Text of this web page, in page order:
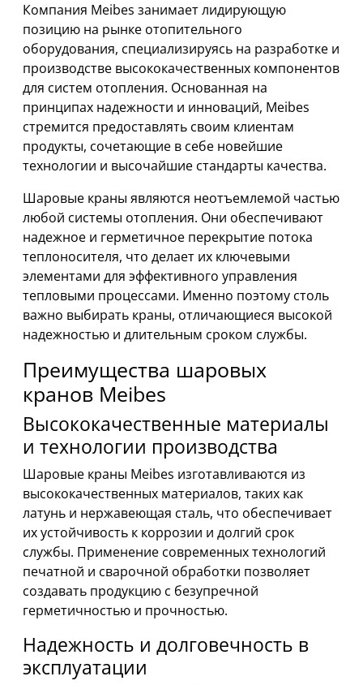
Компания Meibes занимает лидирующую
позицию на рынке отопительного
оборудования, специализируясь на разработке и
производстве высококачественных компонентов
для систем отопления. Основанная на
принципах надежности и инноваций, Meibes
стремится предоставлять своим клиентам
продукты, сочетающие в себе новейшие
технологии и высочайшие стандарты качества.
Шаровые краны являются неотъемлемой частью
любой системы отопления. Они обеспечивают
надежное и герметичное перекрытие потока
теплоносителя, что делает их ключевыми
элементами для эффективного управления
тепловыми процессами. Именно поэтому столь
важно выбирать краны, отличающиеся высокой
надежностью и длительным сроком службы.
Преимущества шаровых
кранов Meibes
Высококачественные материалы
и технологии производства
Шаровые краны Meibes изготавливаются из
высококачественных материалов, таких как
латунь и нержавеющая сталь, что обеспечивает
их устойчивость к коррозии и долгий срок
службы. Применение современных технологий
печатной и сварочной обработки позволяет
создавать продукцию с безупречной
герметичностью и прочностью.
Надежность и долговечность в
эксплуатации